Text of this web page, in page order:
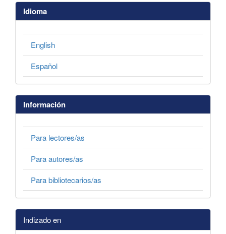
Idioma
English
Español
Información
Para lectores/as
Para autores/as
Para bibliotecarios/as
Indizado en